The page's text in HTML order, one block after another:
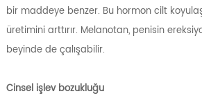
bir maddeye benzer. Bu hormon cilt
üretimini arttırır. Melanotan, penisin
beyinde de çalışabilir.
Cinsel işlev bozukluğu